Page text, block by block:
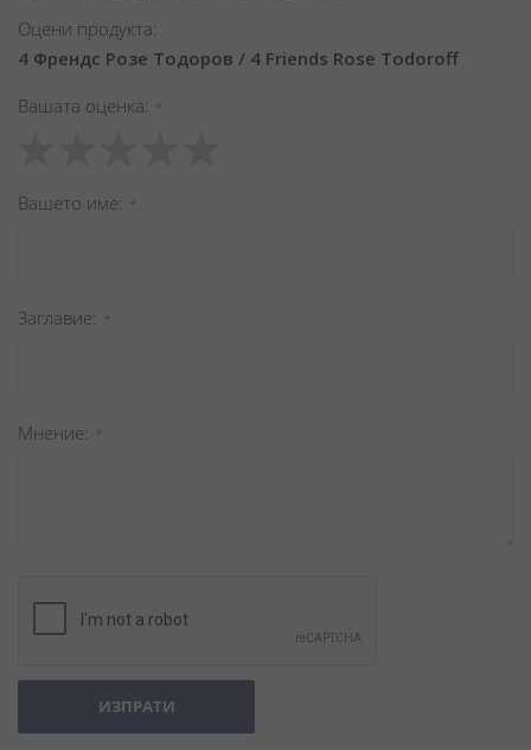
Оцени продукта:
4 Френдс Розе Тодоров / 4 Friends Rose Todoroff
Вашата оценка
star
stars
stars
stars
stars
Вашето име
Заглавиe
Мнение
ИЗПРАТИ